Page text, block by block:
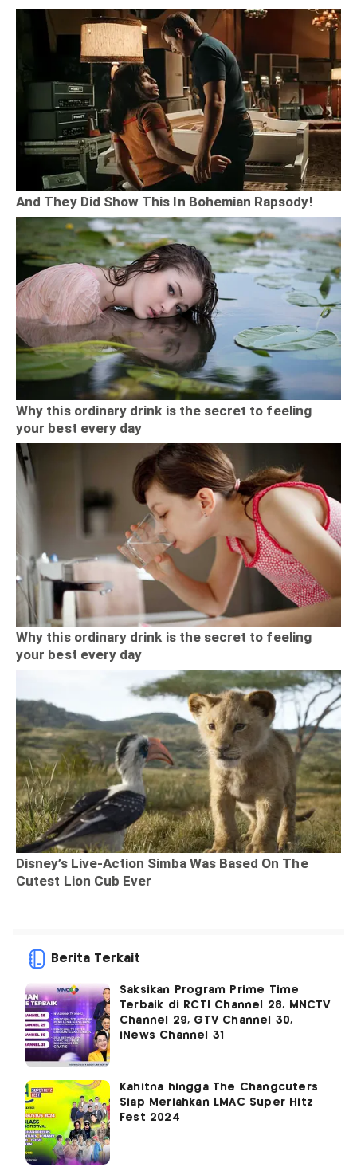
Berita Terkait
Saksikan Program Prime Time
Terbaik di RCTI Channel 28, MNCTV
Channel 29, GTV Channel 30,
iNews Channel 31
Kahitna hingga The Changcuters
Siap Meriahkan LMAC Super Hitz
Fest 2024